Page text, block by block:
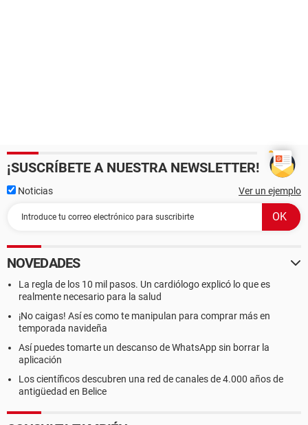
¡SUSCRÍBETE A NUESTRA NEWSLETTER!
Noticias Ver un ejemplo
NOVEDADES
La regla de los 10 mil pasos. Un cardiólogo explicó lo que es
realmente necesario para la salud
¡No caigas! Así es como te manipulan para comprar más en
temporada navideña
Así puedes tomarte un descanso de WhatsApp sin borrar la
aplicación
Los científicos descubren una red de canales de 4.000 años de
antigüedad en Belice